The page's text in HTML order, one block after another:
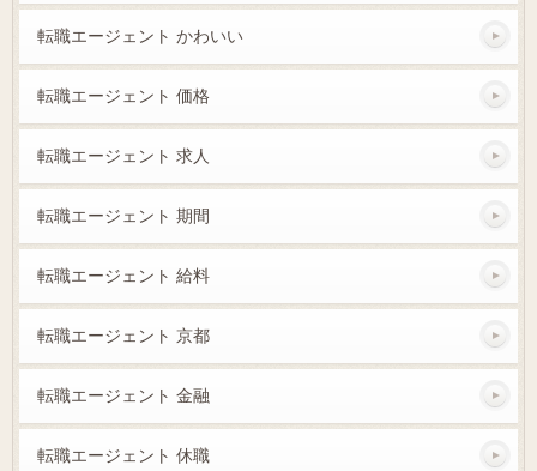
転職エージェント かわいい
転職エージェント 価格
転職エージェント 求人
転職エージェント 期間
転職エージェント 給料
転職エージェント 京都
転職エージェント 金融
転職エージェント 休職